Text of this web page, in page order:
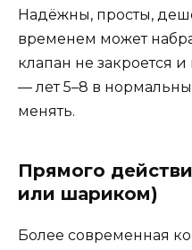
Надёжны, просты,
временем может
клапан не закроется
— лет 5–8 в
менять.
Прямого
или шариком)
Более современная